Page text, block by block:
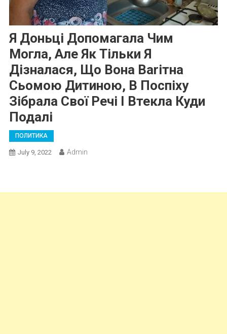
Я Доньці Допомагала Чим
Могла, Але Як Тільки Я
Дізналася, Що Вона Ваrітна
Сьомою Дитиною, В Поспіху
Зібрала Свої Речі І Втекла Куди
Подалі
ПОЛИТИКА
July 9, 2022 Admin